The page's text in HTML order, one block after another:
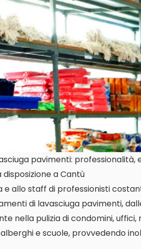
pavimenti: professionalità,
a Cantù
e allo staff di professionisti
di lavasciuga pavimenti,
nella pulizia di condomini,
e scuole, provvedendo